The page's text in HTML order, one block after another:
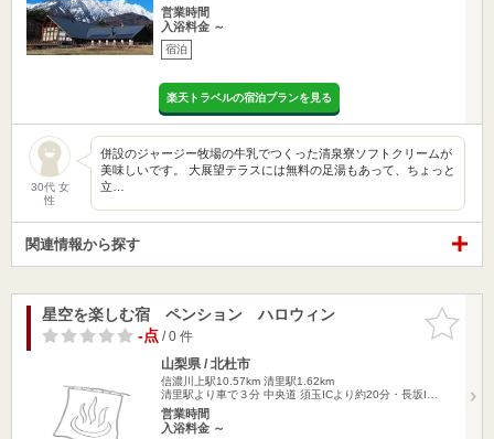
営業時間
入浴料金 ～
宿泊
楽天トラベルの宿泊プランを見る
30代 女
性
併設のジャージー牧場の牛乳でつくった清泉寮ソフトクリームが
美味しいです。 大展望テラスには無料の足湯もあって、ちょっと
立…
関連情報から探す
お気に入
りに追加
星空を楽しむ宿 ペンション ハロウィン
-点/ 0 件
山梨県 / 北杜市
信濃川上駅10.57km 清里駅1.62km
清里駅より車で３分 中央道 須玉ICより約20分・長坂I…
営業時間
入浴料金 ～